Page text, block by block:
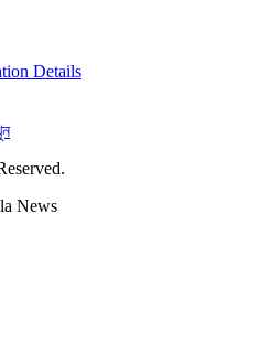
Details
News